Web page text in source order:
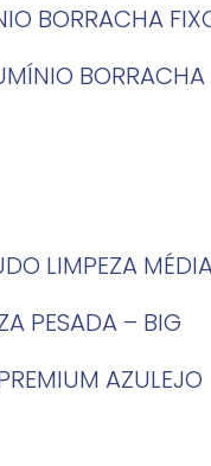
BORRACHA
LIMPEZA
PESADA – BIG
AZULEJO